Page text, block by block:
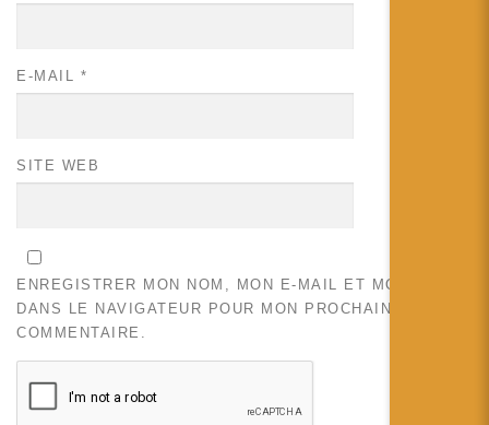
E-MAIL *
SITE WEB
ENREGISTRER MON NOM, MON E-MAIL ET MON SITE
DANS LE NAVIGATEUR POUR MON PROCHAIN
COMMENTAIRE.